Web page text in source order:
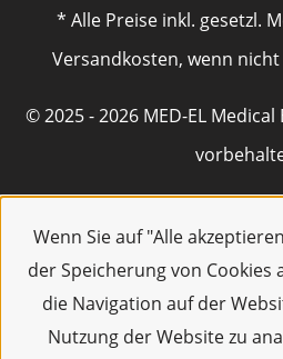
Wenn Sie auf "Alle
der Speicherung von Cookies
die Navigation auf der
Nutzung der Website zu
* Alle Preise inkl. gesetzl.
Versandkosten, wenn
© 2025 - 2026 MED-EL